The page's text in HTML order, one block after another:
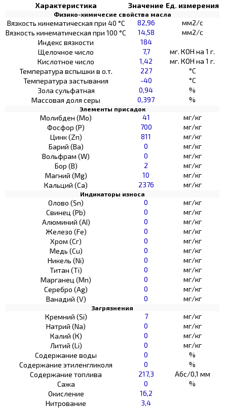
Характеристика Значение Ед. измерения
Физико-химичесие свойства масла
Вязкость кинематическая при 40 °С 82,96
мм2/с
Вязкость кинематическая при 100 °С
14,58
мм2/с
Индекс вязкости
184
Щелочное число
7,7
мг. КОН на 1 г.
Кислотное число
1,42
мг. КОН на 1 г.
Температура вспышки в о.т.
227
°C
Температура застывания
-40
°C
Зола сульфатная
0,94
%
Массовая доля серы
0,397 %
Элементы присадок
Молибден (Мо) 41
мг/кг
Фосфор (Р)
700
мг/кг
Цинк (Zn)
811
мг/кг
Барий (Ва)
0
мг/кг
Вольфрам (W)
0
мг/кг
Бор (В)
2
мг/кг
Магний (Mg)
10
мг/кг
Кальций (Са)
2376 мг/кг
Индикаторы износа
Олово (Sn) 0
мг/кг
Свинец (Pb)
0
мг/кг
Алюминий (AI)
0
мг/кг
Железо (Fe)
0
мг/кг
Хром (Сг)
0
мг/кг
Медь (Cu)
0
мг/кг
Никель (Ni)
0
мг/кг
Титан (Ti)
0
мг/кг
Марганец (Mn)
0
мг/кг
Серебро (Ag)
0
мг/кг
Ванадий (V)
0 мг/кг
Загрязнения
Кремний (Si) 7
мг/кг
Натрий (Na)
0
мг/кг
Калий (К)
0
мг/кг
Литий (Li)
0
мг/кг
Содержание воды
0
%
Содержание этиленгликоля
0
%
Содержание топлива
217,3
Абс/0,1 мм
Сажа
0
%
Окисление
16,2
Нитрование
3,4